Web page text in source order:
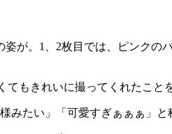
が。1、2枚目では、ピンクの
もきれいに撮ってくれたこと
たい」「可愛すぎぁぁぁ」と